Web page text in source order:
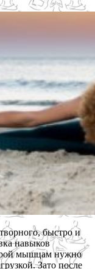
быстро и
навыков
мышцам нужно
Зато после